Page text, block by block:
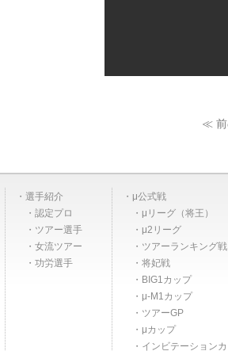
≪ 前
選手紹介
認定プロ
ツアー選手
女流ツアー
功労選手
μ公式戦
μリーグ（将王）
μ2リーグ
ツアーランキング
将妃戦
BIG1カップ
μ-M1カップ
ツアーGP
μカップ
インビテーション